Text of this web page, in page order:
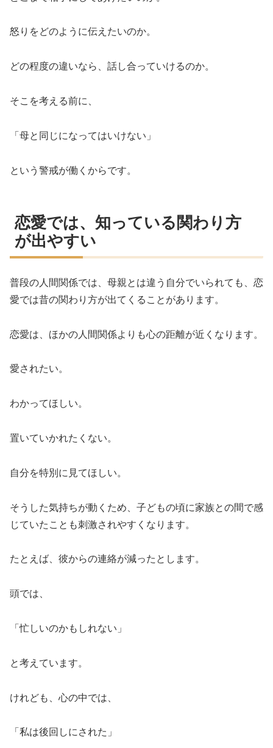
怒りをどのように伝えたいのか。
どの程度の違いなら、話し合っていけるのか。
そこを考える前に、
「母と同じになってはいけない」
という警戒が働くからです。
恋愛では、知っている関わり方
が出やすい
普段の人間関係では、母親とは違う自分でいられても、恋
愛では昔の関わり方が出てくることがあります。
恋愛は、ほかの人間関係よりも心の距離が近くなります。
愛されたい。
わかってほしい。
置いていかれたくない。
自分を特別に見てほしい。
そうした気持ちが動くため、子どもの頃に家族との間で感
じていたことも刺激されやすくなります。
たとえば、彼からの連絡が減ったとします。
頭では、
「忙しいのかもしれない」
と考えています。
けれども、心の中では、
「私は後回しにされた」